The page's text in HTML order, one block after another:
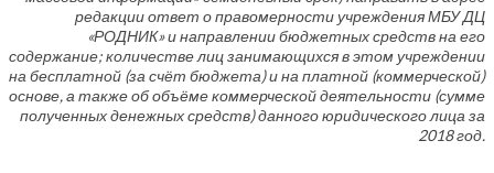
редакции ответ о правомерности учреждения МБУ ДЦ
«РОДНИК» и направлении бюджетных средств на его
содержание; количестве лиц занимающихся в этом учреждении
на бесплатной (за счёт бюджета) и на платной (коммерческой)
основе, а также об объёме коммерческой деятельности (сумме
полученных денежных средств) данного юридического лица за
2018 год.